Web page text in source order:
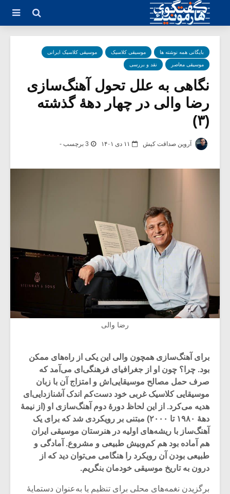
بایگانی همه نوشته ها موسیقی کلاسیک موسیقی کلاسیک ایرانی
موسیقی معاصر نقد و بررسی
نگاهی به علل تحول آهنگ‌سازی
رضا والی در چهار دهۀ گذشته
(۳)
آروین صداقت کیش ۱۱ دی ۱۴۰۱ 3 برچسب -
رضا والی
برای آهنگ‌سازی همچون والی این یکی از راه‌های ممکن
بود. چرا؟ چون او از جغرافیای فرهنگی‌ای می‎‌آمد که
صرف حمل مصالح موسیقایی‌اش و امتزاج آن با زبان
موسیقایی کلاسیک غربی خود دست‌کم اندک آشنازدایی‌ای
هدیه می‌کرد. از این لحاظ دورۀ دوم آهنگ‌سازی او (از نیمۀ
دهۀ ۱۹۸۰ تا ۲۰۰۰) مبتنی بر رویکردی شد که برای یک
آهنگ‌ساز با ریشه‌های اولیه در هنرستان موسیقی ایران
هم آماده بود هم کم‌و‌بیش طبیعی و مشروع. آمادگی و
طبیعی بودن آن رویکرد را هنگامی می‌توان دید که از
درون به تاریخ موسیقی خودمان بنگریم.
برگزیدن نغمه‌های محلی برای تنظیم یا به‌عنوان دستمایۀ